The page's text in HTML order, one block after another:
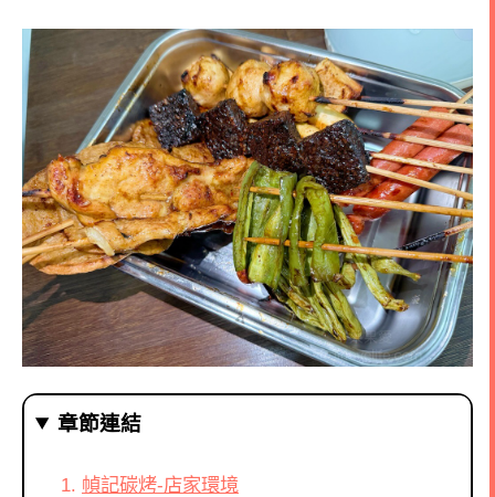
章節連結
幀記碳烤-店家環境